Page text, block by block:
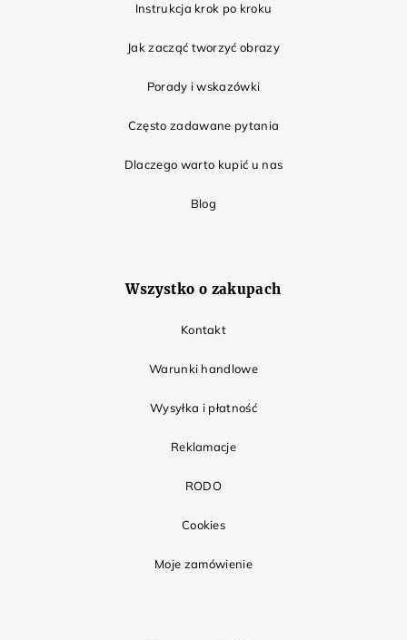
Instrukcja krok po kroku
Jak zacząć tworzyć obrazy
Porady i wskazówki
Często zadawane pytania
Dlaczego warto kupić u nas
Blog
Wszystko o zakupach
Kontakt
Warunki handlowe
Wysyłka i płatność
Reklamacje
RODO
Cookies
Moje zamówienie